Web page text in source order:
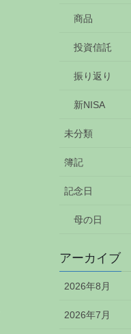
商品
投資信託
振り返り
新NISA
未分類
簿記
記念日
母の日
アーカイブ
2026年8月
2026年7月